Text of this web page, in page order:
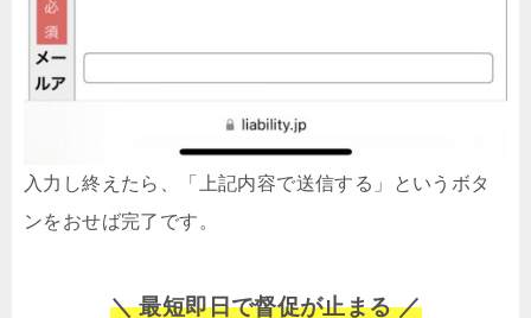
入力し終えたら、「上記内容で送信する」というボタ
ンをおせば完了です。
＼ 最短即日で督促が止まる ／